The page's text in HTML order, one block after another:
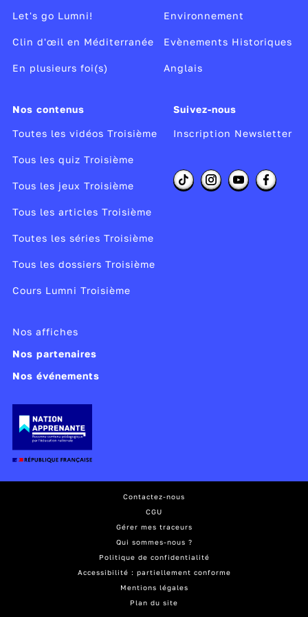
Let's go Lumni!
Clin d'œil en Méditerranée
En plusieurs foi(s)
Environnement
Evènements Historiques
Anglais
Nos contenus
Toutes les vidéos Troisième
Tous les quiz Troisième
Tous les jeux Troisième
Tous les articles Troisième
Toutes les séries Troisième
Tous les dossiers Troisième
Cours Lumni Troisième
Suivez-nous
Inscription Newsletter
Nos affiches
Nos partenaires
Nos événements
Contactez-nous
CGU
Gérer mes traceurs
Qui sommes-nous ?
Politique de confidentialité
Accessibilité : partiellement conforme
Mentions légales
Plan du site